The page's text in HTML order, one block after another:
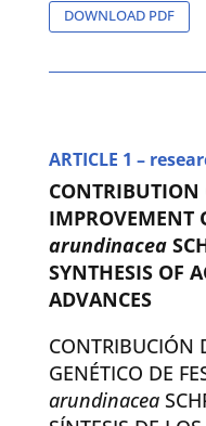
DOWNLOAD PDF
ARTICLE 1 –
CONTRIBUTION
IMPROVEMENT
arundinacea
SYNTHESIS OF
ADVANCES
CONTRIBUCIÓN
GENÉTICO DE
arundinacea